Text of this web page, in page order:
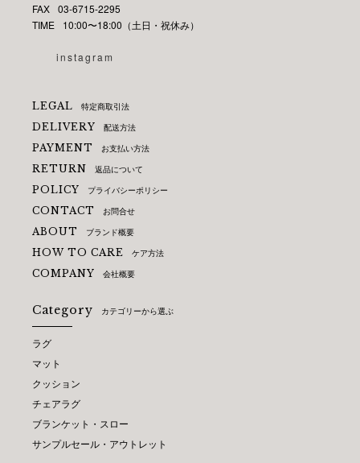
FAX 03-6715-2295
TIME
10:00〜18:00（土日・祝休み）
instagram
LEGAL 特定商取引法
DELIVERY 配送方法
PAYMENT お支払い方法
RETURN 返品について
POLICY プライバシーポリシー
CONTACT お問合せ
ABOUT ブランド概要
HOW TO CARE ケア方法
COMPANY 会社概要
Category カテゴリーから選ぶ
ラグ
マット
クッション
チェアラグ
ブランケット・スロー
サンプルセール・アウトレット